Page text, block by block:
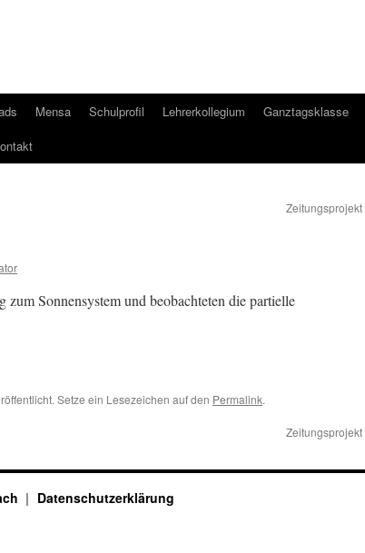
Mensa Schulprofil Lehrerkollegium Ganztagsklasse
Zeitungsprojekt
Sonnensystem und beobachteten die partielle
Setze ein Lesezeichen auf den Permalink.
Zeitungsprojekt
Datenschutzerklärung